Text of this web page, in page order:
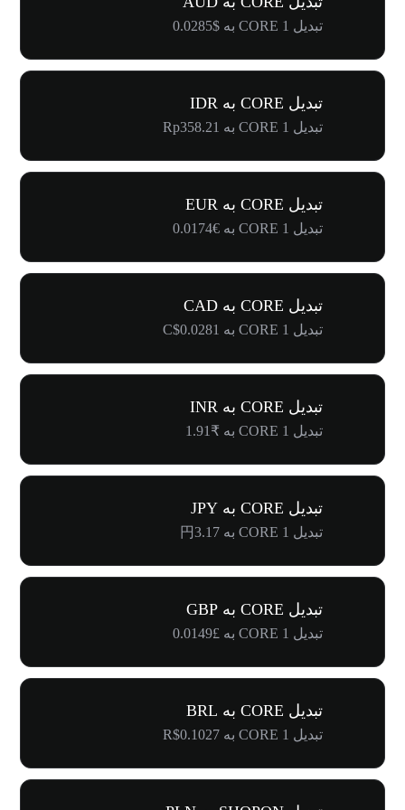
تبدیل 1 CORE به $0.0285
تبدیل CORE به IDR
تبدیل 1 CORE به Rp358.21
تبدیل CORE به EUR
تبدیل 1 CORE به €0.0174
تبدیل CORE به CAD
تبدیل 1 CORE به C$0.0281
تبدیل CORE به INR
تبدیل 1 CORE به ₹1.91
تبدیل CORE به JPY
تبدیل 1 CORE به 円3.17
تبدیل CORE به GBP
تبدیل 1 CORE به £0.0149
تبدیل CORE به BRL
تبدیل 1 CORE به R$0.1027